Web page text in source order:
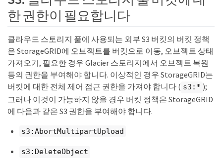
한 권한이 필요합니다
클라우드 스토리지 풀에 사용되는 외부 S3 버킷의 버킷 정책
은 StorageGRID에 오브젝트를 버킷으로 이동, 오브젝트 상태
가져오기, 필요한 경우 Glacier 스토리지에서 오브젝트 복원
등의 권한을 부여해야 합니다. 이상적인 경우 StorageGRID는
버킷에 대한 전체 제어 접근 권한을 가져야 합니다 ( s3:* );
그러나 이것이 가능하지 않을 경우 버킷 정책은 StorageGRID
에 다음과 같은 S3 권한을 부여해야 합니다.
s3:AbortMultipartUpload
s3:DeleteObject